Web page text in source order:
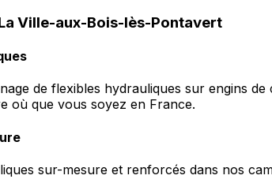
Ville-aux-Bois-lès-Pontavert
de flexibles hydrauliques sur engins
où que vous soyez en France.
sur-mesure et renforcés dans nos